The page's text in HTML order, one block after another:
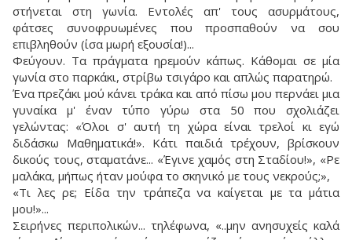
στήνεται στη γωνία. Εντολές απ' τους ασυρμάτους,
φάτσες συνοφρυωμένες που προσπαθούν να σου
επιβληθούν (ίσα μωρή εξουσία!)...
Φεύγουν. Τα πράγματα ηρεμούν κάπως. Κάθομαι σε μία
γωνία στο παρκάκι, στρίβω τσιγάρο και απλώς παρατηρώ.
Ένα πρεζάκι μού κάνει τράκα και από πίσω μου περνάει μια
γυναίκα μ' έναν τύπο γύρω στα 50 που σχολιάζει
γελώντας: «Όλοι σ' αυτή τη χώρα είναι τρελοί κι εγώ
διδάσκω Μαθηματικά!». Κάτι παιδιά τρέχουν, βρίσκουν
δικούς τους, σταματάνε... «Έγινε χαμός στη Σταδίου!», «Ρε
μαλάκα, μήπως ήταν μούφα το σκηνικό με τους νεκρούς;»,
«Τι λες ρε; Είδα την τράπεζα να καίγεται με τα μάτια
μου!»...
Σειρήνες περιπολικών... τηλέφωνα, «..μην ανησυχείς καλά